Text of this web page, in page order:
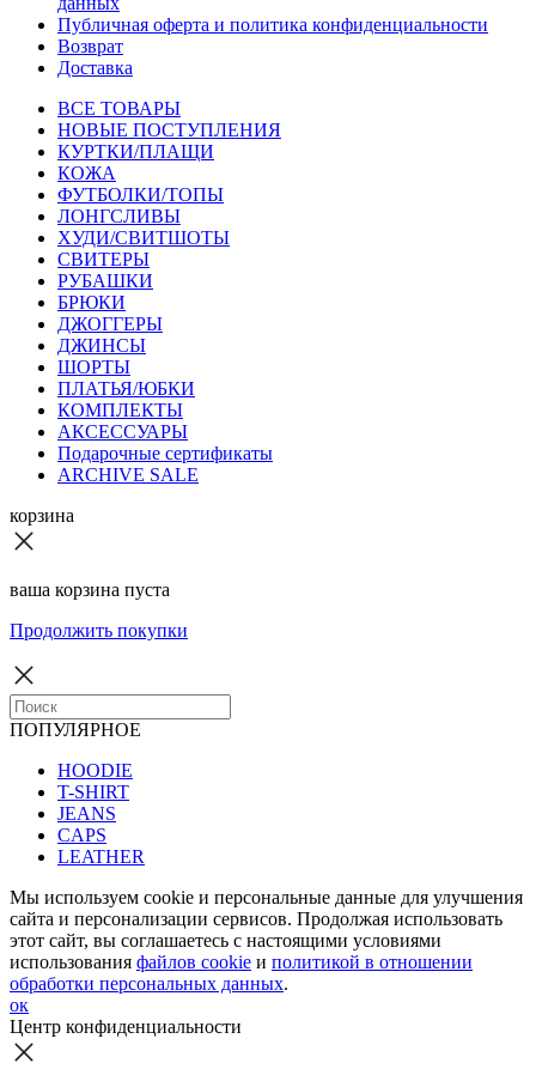
Публичная оферта и политика конфиденциальности
Возврат
Доставка
ВСЕ ТОВАРЫ
НОВЫЕ ПОСТУПЛЕНИЯ
КУРТКИ/ПЛАЩИ
КОЖА
ФУТБОЛКИ/ТОПЫ
ЛОНГСЛИВЫ
ХУДИ/СВИТШОТЫ
СВИТЕРЫ
РУБАШКИ
БРЮКИ
ДЖОГГЕРЫ
ДЖИНСЫ
ШОРТЫ
ПЛАТЬЯ/ЮБКИ
КОМПЛЕКТЫ
АКСЕССУАРЫ
Подарочные сертификаты
ARCHIVE SALE
корзина
ваша корзина пуста
Продолжить покупки
ПОПУЛЯРНОЕ
HOODIE
T-SHIRT
JEANS
CAPS
LEATHER
Мы используем cookie и персональные данные для улучшения
сайта и персонализации сервисов. Продолжая использовать
этот сайт, вы соглашаетесь с настоящими условиями
использования файлов cookie и политикой в отношении
обработки персональных данных.
ок
Центр конфиденциальности